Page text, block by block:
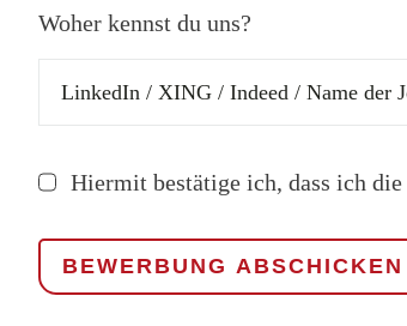
Woher kennst du uns?
Hiermit bestätige ich, dass ich die
BEWERBUNG ABSCHICKEN